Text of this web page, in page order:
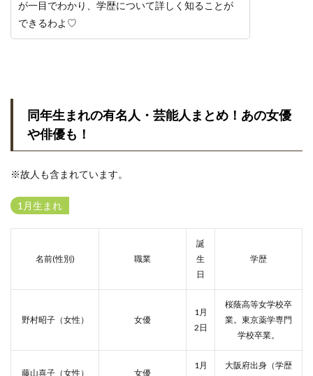
が一目でわかり、学歴について詳しく知ることが
できるわよ♡
同年生まれの有名人・芸能人まとめ！あの女優
や俳優も！
※故人も含まれています。
1月生まれ
名前(性別) 職業
誕
生
日
学歴
野村昭子（女性） 女優
1月
2日
桜蔭高等女学校卒
業。東京薬学専門
学校卒業。
藤山喜子（女性） 女優
1月
大阪府出身（学歴